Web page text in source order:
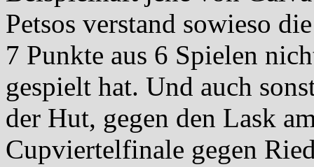
Petsos verstand sowieso
7 Punkte aus 6 Spielen
gespielt hat. Und auch
der Hut, gegen den Lask
Cupviertelfinale gegen